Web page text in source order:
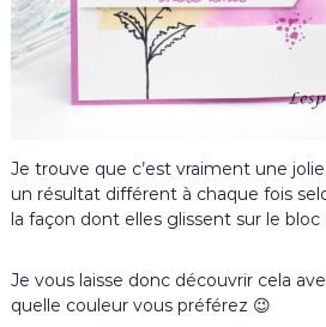
Je trouve que c’est vraiment une
un résultat différent à chaque fois
la façon dont elles glissent sur le bloc
Je vous laisse donc découvrir cela
quelle couleur vous préférez 😉